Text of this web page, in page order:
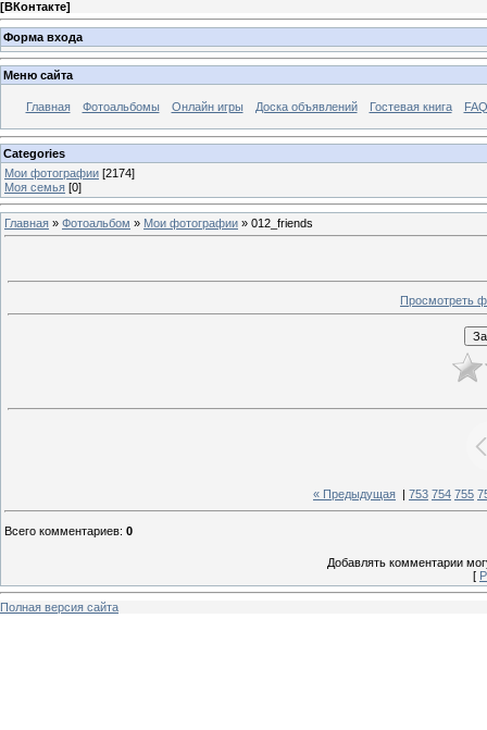
[ВКонтакте]
Форма входа
Меню сайта
Главная Фотоальбомы Онлайн игры Доска объявлений Гостевая книга
Categories
Мои фотографии [2174]
Моя семья [0]
Главная » Фотоальбом » Мои фотографии » 012_friends
Просмотреть
« Предыдущая 753 754 755
Всего комментариев: 0
Добавлять комментарии
[
Полная версия сайта